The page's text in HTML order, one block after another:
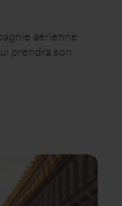
aérienne
prendra son